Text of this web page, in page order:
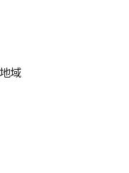
域